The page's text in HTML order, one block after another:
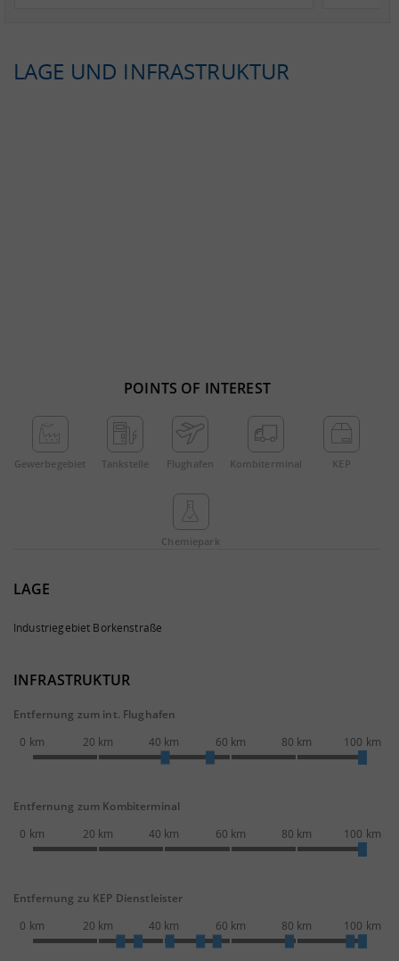
LAGE UND INFRASTRUKTUR
POINTS OF INTEREST
Gewerbe­gebiet Tankstelle Flughafen Kombi­terminal KEP
Chemie­park
LAGE
Industriegebiet Borkenstraße
INFRASTRUKTUR
Entfernung zum int. Flughafen
0 km
20 km 40 km 60 km 80 km 100 km
Entfernung zum Kombiterminal
0 km
20 km 40 km 60 km 80 km 100 km
Entfernung zu KEP Dienstleister
0 km
20 km 40 km 60 km 80 km 100 km